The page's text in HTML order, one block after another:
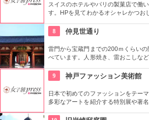
スイスのホテルやパリの製菓店で働
す。HPを見てわかるオシャレかつお
を絶えません。
8 仲見世通り
雷門から宝蔵門までの200ｍくらい
べています。人形焼き、雷おこしな
9
神戸ファッション美術館
日本で初めてのファッションをテー
多彩なアートを紹介する特別展や著
な方、ファッション業界の方、ファ